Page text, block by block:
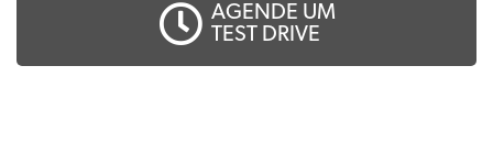
AGENDE UM
TEST DRIVE